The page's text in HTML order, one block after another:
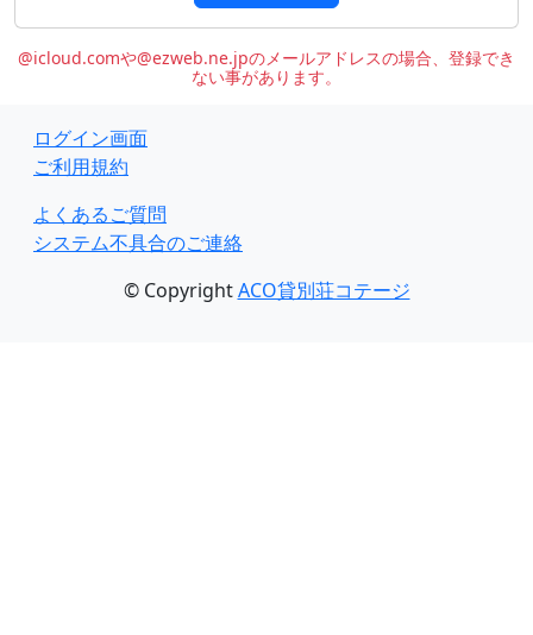
@icloud.comや@ezweb.ne.jpのメールアドレスの場合、登録でき
ない事があります。
ログイン画面
ご利用規約
よくあるご質問
システム不具合のご連絡
© CopyrightACO貸別荘コテージ